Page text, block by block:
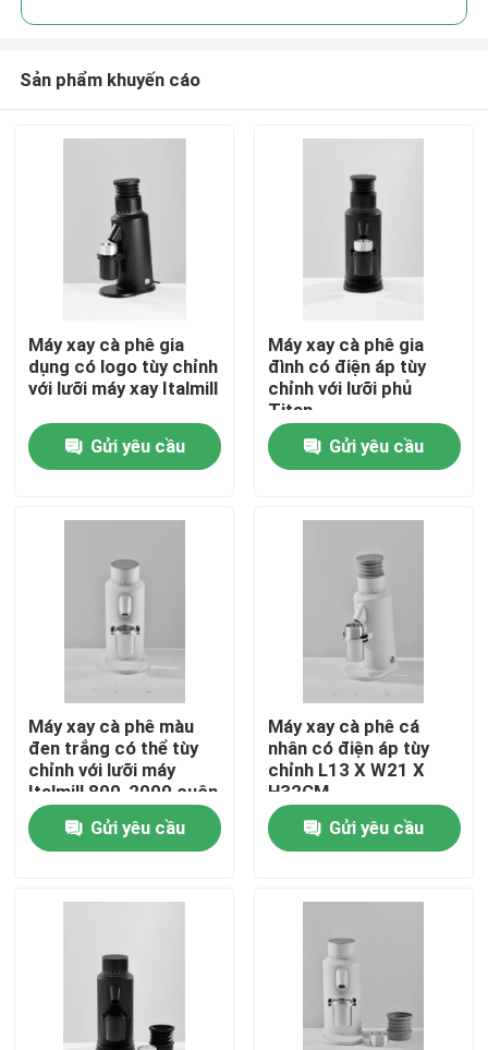
Hướng dẫn VR
Về chúng tôi
Tham quan nhà máy
Kiểm soát chất lượng
Liên hệ chúng tôi
Các trường hợp
Máy xay hạt cà phê
Máy xay cà phê Burr
Sản phẩm khuyến cáo
Máy xay cà phê gia
dụng có logo tùy chỉnh
với lưỡi máy xay Italmill
Gửi yêu cầu
Máy xay cà phê gia
đình có điện áp tùy
chỉnh với lưỡi phủ
Titan
Gửi yêu cầu
Máy xay cà phê màu
đen trắng có thể tùy
chỉnh với lưỡi máy
Italmill 800-2000 cuộn
/ phút xoay
Gửi yêu cầu
Máy xay cà phê cá
nhân có điện áp tùy
chỉnh L13 X W21 X
H32CM
Gửi yêu cầu